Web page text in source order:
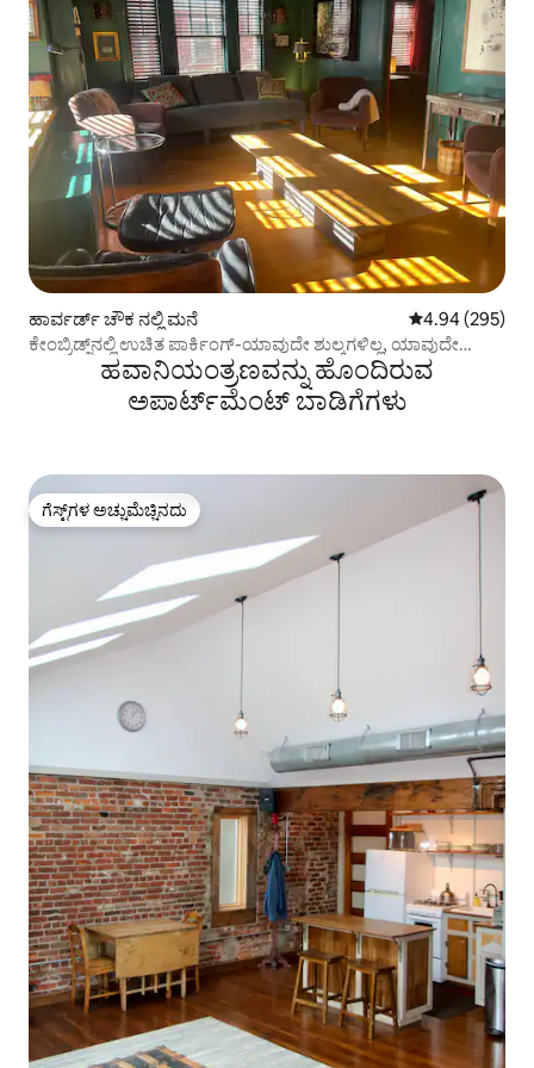
ಹಾರ್ವರ್ಡ್ ಚೌಕ ನಲ್ಲಿ ಮನೆ 5 ರಲ್ಲಿ 4.94
4.94 (295)
ಕೇಂಬ್ರಿಡ್ಜ್‌ನಲ್ಲಿ ಉಚಿತ ಪಾರ್ಕಿಂಗ್-ಯಾವುದೇ ಶುಲ್ಕಗಳಿಲ್ಲ, ಯಾವುದೇ
ಗ್ಯಾರೇಜ್‌ಗಳಿಲ್ಲ.ಹವಾನಿಯಂತ್ರಣವನ್ನು ಹೊಂದಿರುವ
ಅಪಾರ್ಟ್‌ಮೆಂಟ್‌ ಬಾಡಿಗೆಗಳು
ಗೆಸ್ಟ್‌ಗಳ ಅಚ್ಚುಮೆಚ್ಚಿನದು
ಗೆಸ್ಟ್‌ಗಳ ಅಚ್ಚುಮೆಚ್ಚಿನದು